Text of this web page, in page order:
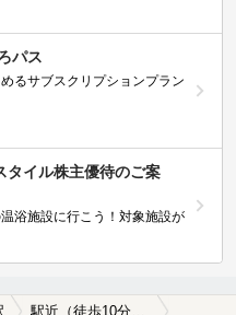
パス
るサブスクリプションプラン
タイル株主優待のご案
浴施設に行こう！対象施設が